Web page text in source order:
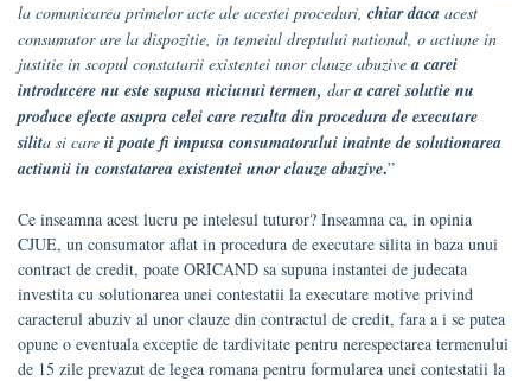
la comunicarea primelor acte ale acestei proceduri, chiar daca acest
consumator are la dispozitie, in temeiul dreptului national, o actiune in
justitie in scopul constatarii existentei unor clauze abuzivea carei
introducere nu este supusa niciunui termen, dara carei solutie nu
produce efecte asupra celei care rezulta din procedura de executare
silita si care ii poate fi impusa consumatorului inainte de solutionarea
actiunii in constatarea existentei unor clauze abuzive.”
Ce inseamna acest lucru pe intelesul tuturor? Inseamna ca, in opinia
CJUE, un consumator aflat in procedura de executare silita in baza unui
contract de credit, poate ORICAND sa supuna instantei de judecata
investita cu solutionarea unei contestatii la executare motive privind
caracterul abuziv al unor clauze din contractul de credit, fara a i se putea
opune o eventuala exceptie de tardivitate pentru nerespectarea termenului
de 15 zile prevazut de legea romana pentru formularea unei contestatii la